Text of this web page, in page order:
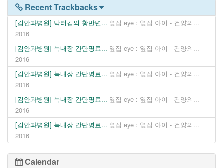
Recent Trackbacks
[김안과병원] 닥터김의 황반변... 옆집 eye : 옆집 아이 - 건양의...
2016
[김안과병원] 녹내장 간단명료... 옆집 eye : 옆집 아이 - 건양의...
2016
[김안과병원] 녹내장 간단명료... 옆집 eye : 옆집 아이 - 건양의...
2016
[김안과병원] 녹내장 간단명료... 옆집 eye : 옆집 아이 - 건양의...
2016
[김안과병원] 녹내장 간단명료... 옆집 eye : 옆집 아이 - 건양의...
2016
Calendar